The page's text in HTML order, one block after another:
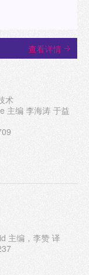
查看详情
术
主编，李赞 译